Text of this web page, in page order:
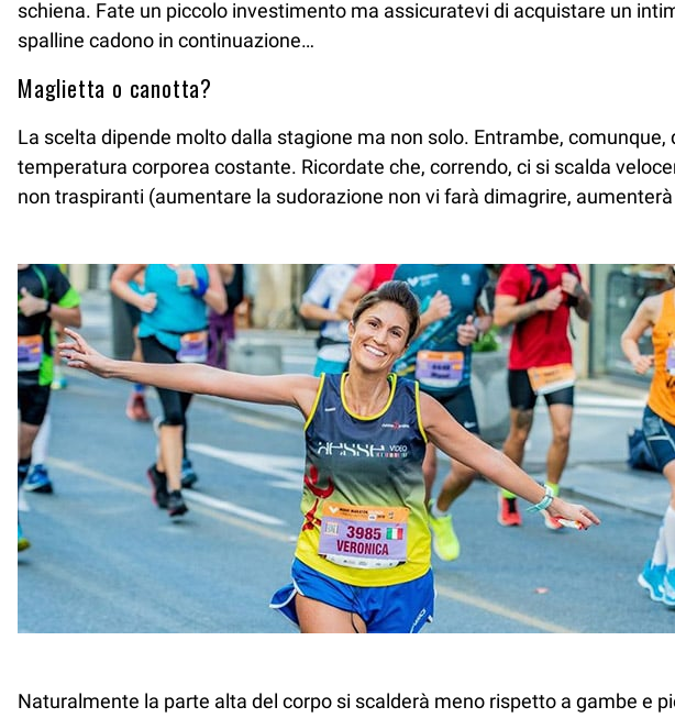
schiena. Fate un piccolo investimento ma assicuratevi di acquistare un
spalline cadono in continuazione…
Maglietta o canotta?
La scelta dipende molto dalla stagione ma non solo. Entrambe,
temperatura corporea costante. Ricordate che, correndo, ci si scalda
non traspiranti (aumentare la sudorazione non vi farà dimagrire, aumenterà
Naturalmente la parte alta del corpo si scalderà meno rispetto a gambe e